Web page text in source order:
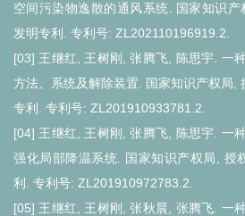
空间污染物逸散的通风系统. 国家知识产
发明专利. 专利号: ZL202110196919.2.
[03] 王继红, 王树刚, 张腾飞, 陈思宇. 一
方法、系统及解除装置. 国家知识产权局,
专利. 专利号: ZL201910933781.2.
[04] 王继红, 王树刚, 张腾飞, 陈思宇. 一
强化局部降温系统. 国家知识产权局, 授
利. 专利号: ZL201910972783.2.
[05] 王继红, 王树刚, 张秋晨, 张腾飞. 一